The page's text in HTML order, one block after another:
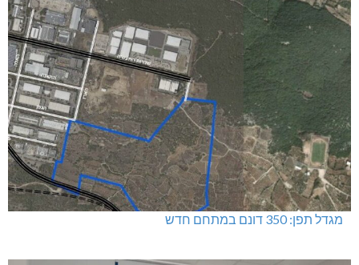
מגדל תפן: 350 דונם במתחם חדש